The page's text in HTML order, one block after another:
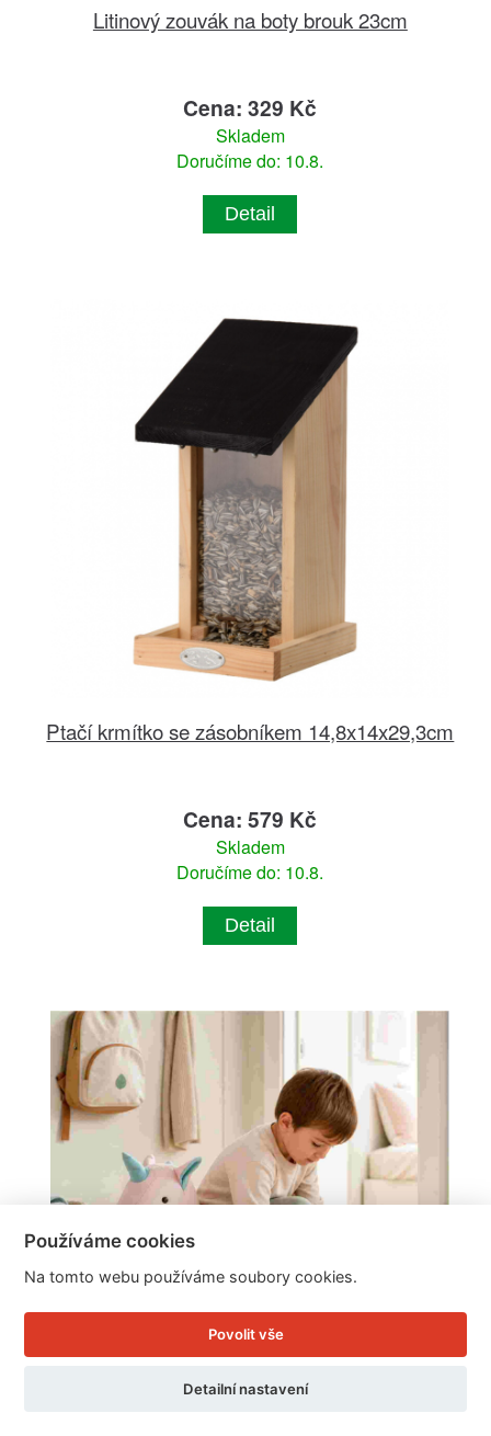
Litinový zouvák na boty brouk 23cm
Cena: 329 Kč
Skladem
Doručíme do: 10.8.
Detail
Ptačí krmítko se zásobníkem 14,8x14x29,3cm
Cena: 579 Kč
Skladem
Doručíme do: 10.8.
Detail
Používáme cookies
Na tomto webu používáme soubory cookies.
Povolit vše
Detailní nastavení